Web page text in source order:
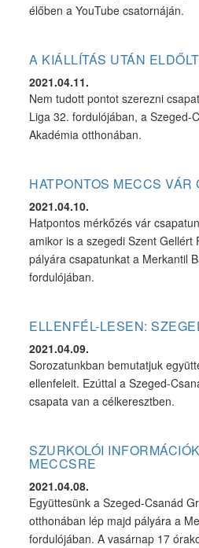
élőben a YouTube csatornáján.
A KIÁLLÍTÁS UTÁN
2021.04.11.
Nem tudott pontot szerezni
Liga 32. fordulójában, a Szeged-
Akadémia otthonában.
HATPONTOS MECCS VÁR
2021.04.10.
Hatpontos mérkőzés vár
amikor is a szegedi Szent Gellért
pályára csapatunkat a Merkantil
fordulójában.
ELLENFÉL-LESEN:
2021.04.09.
Sorozatunkban bemutatjuk
ellenfeleit. Ezúttal a Szeged-
csapata van a célkeresztben.
SZURKOLÓI
MECCSRE
2021.04.08.
Együttesünk a Szeged-Csanád
otthonában lép majd pályára a
fordulójában. A vasárnap 17